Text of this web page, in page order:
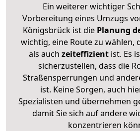
Ein weiterer wichtiger
Vorbereitung eines Umzugs
Königsbrück ist diePlanung
wichtig, eine Route zu wählen,
als auch zeiteffizientist. Es
sicherzustellen, dass die
Straßensperrungen und
ist. Keine Sorgen, auch
Spezialisten und übernehmen
damit Sie sich auf andere
konzentrieren